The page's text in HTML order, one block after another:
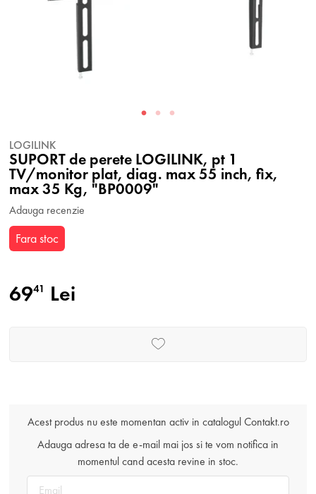
LOGILINK
SUPORT de perete LOGILINK, pt 1
TV/monitor plat, diag. max 55 inch, fix,
max 35 Kg, "BP0009"
Adauga recenzie
Fara stoc
6941 Lei
Acest produs nu este momentan activ in catalogul Contakt.ro
Adauga adresa ta de e-mail mai jos si te vom notifica in
momentul cand acesta revine in stoc.